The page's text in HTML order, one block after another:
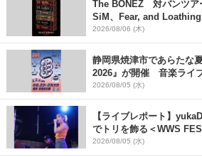
The BONEZ 対バンツア
SiM、Fear, and
アーティストを一斉解禁
2026/08/06 (木)
静岡県焼津市であらたな
2026』が開催 音楽ライ
メ×ランタンナイトで彩る
2026/08/05 (水)
【ライブレポート】
でトリを飾る＜WWS
2026/08/05 (水)